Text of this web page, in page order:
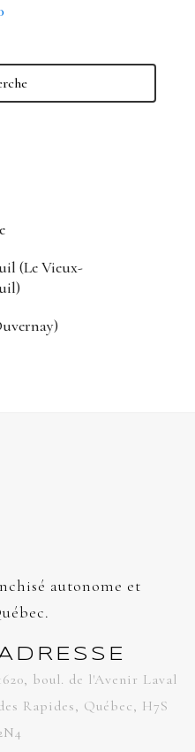
(Le Vieux-
autonome et
boul. de l'Avenir Laval
Rapides, Québec, H7S